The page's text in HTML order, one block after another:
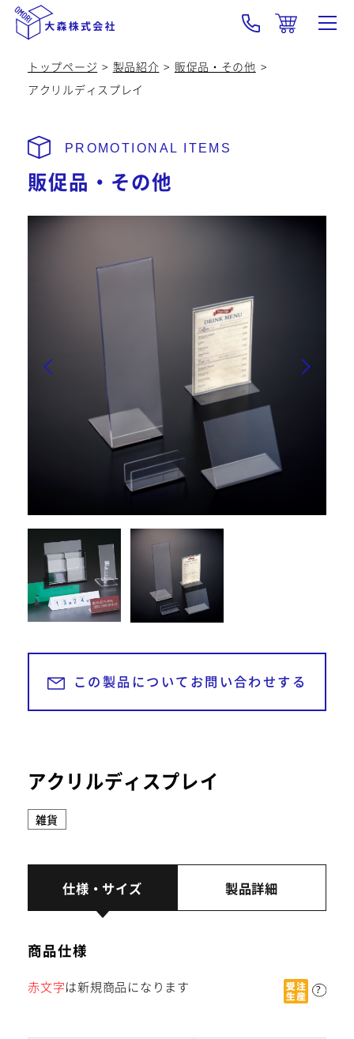
大森の強み･技術
OEM
会社概要
採用情報
新着情報
TEL 052-439-5951
052-439-5951
お問い合わせ・資料請求
24時間受付中
お見積もり依頼
TAMATEBAKO
トップページ 製品紹介
販促品・その他
アクリルディスプレイ
販促品・その他
この製品についてお問い合わせする
アクリルディスプレイ
雑貨
仕様・サイズ 製品詳細
商品仕様
赤文字は新規商品になります